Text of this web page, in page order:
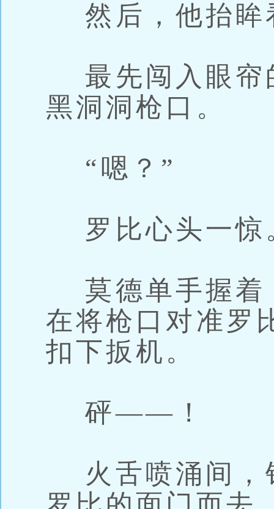
然后，他抬眸
最先闯入眼帘
黑洞洞枪口。
“嗯？”
罗比心头一惊
莫德单手握着
在将枪口对准罗
扣下扳机。
砰——！
火舌喷涌间，